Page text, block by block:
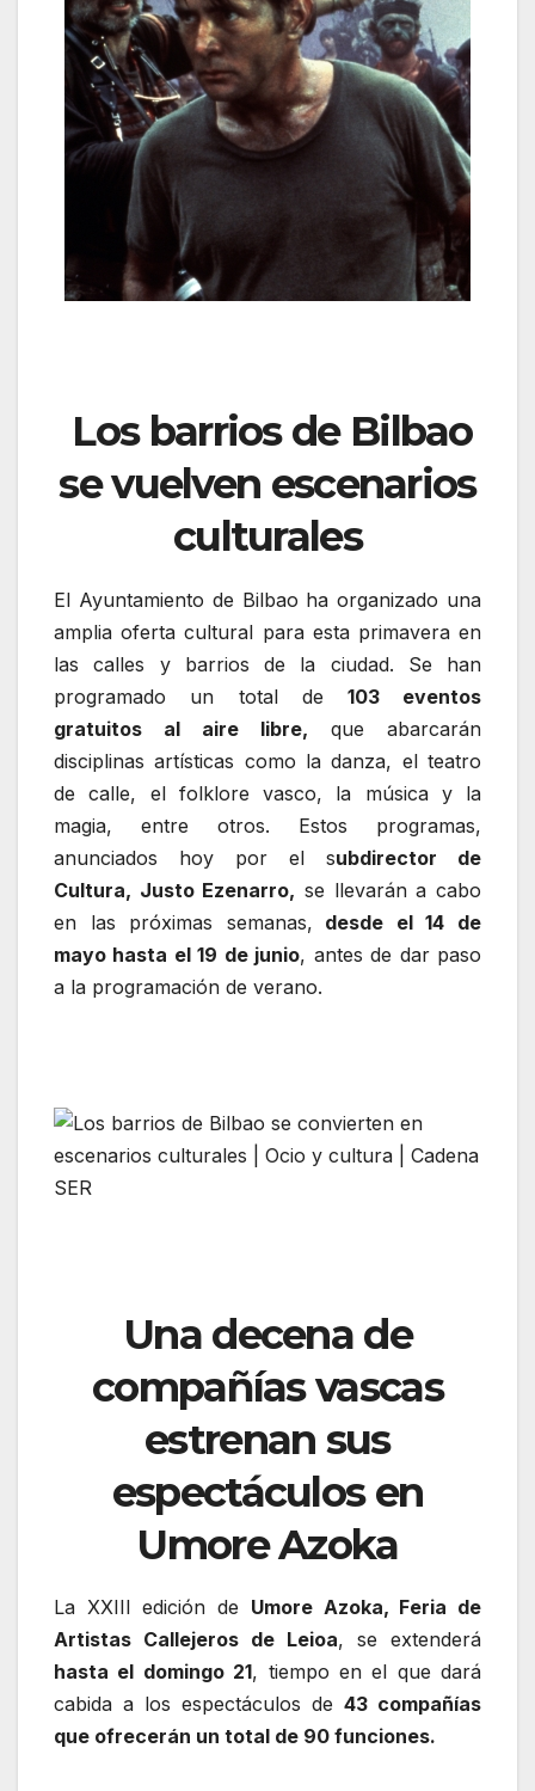
Los barrios de Bilbao
se vuelven escenarios
culturales
El Ayuntamiento de Bilbao ha organizado una
amplia oferta cultural para esta primavera en
las calles y barrios de la ciudad. Se han
programado un total de 103 eventos
gratuitos al aire libre, que abarcarán
disciplinas artísticas como la danza, el teatro
de calle, el folklore vasco, la música y la
magia, entre otros. Estos programas,
anunciados hoy por el subdirector de
Cultura, Justo Ezenarro, se llevarán a cabo
en las próximas semanas, desde el 14 de
mayo hasta el 19 de junio, antes de dar paso
a la programación de verano.
Una decena de
compañías vascas
estrenan sus
espectáculos en
Umore Azoka
La XXIII edición de Umore Azoka, Feria de
Artistas Callejeros de Leioa, se extenderá
hasta el domingo 21, tiempo en el que dará
cabida a los espectáculos de 43 compañías
que ofrecerán un total de 90 funciones.